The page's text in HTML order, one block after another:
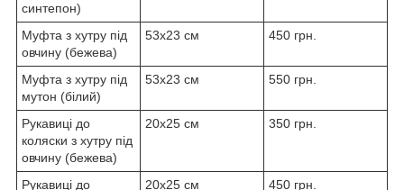
синтепон)
Муфта з хутру під
овчину (бежева)
53х23 см 450 грн.
Муфта з хутру під
мутон (білий)
53х23 см 550 грн.
Рукавиці до
коляски з хутру під
овчину (бежева)
20х25 см 350 грн.
Рукавиці до
20х25 см 450 грн.